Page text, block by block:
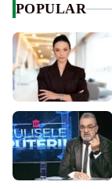
POPULAR